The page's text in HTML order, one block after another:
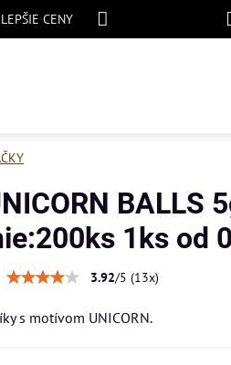
CENY
BALLS
1ks od
3.92/5 (13x)
s motívom UNICORN.